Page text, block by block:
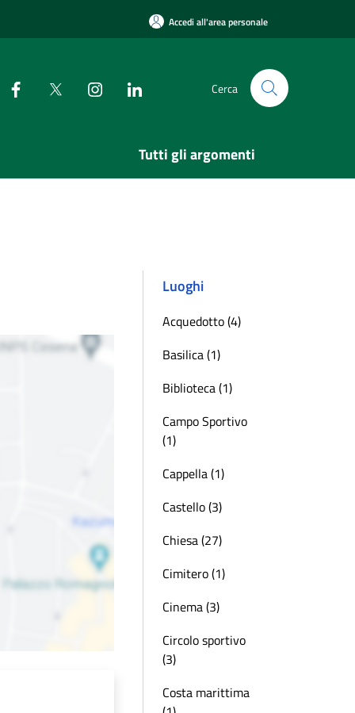
Accedi all'area personale
Cerca
Tutti gli argomenti
Luoghi
Acquedotto (4)
Basilica (1)
Biblioteca (1)
Campo Sportivo
(1)
Cappella (1)
Castello (3)
Chiesa (27)
Cimitero (1)
Cinema (3)
Circolo sportivo
(3)
Costa marittima